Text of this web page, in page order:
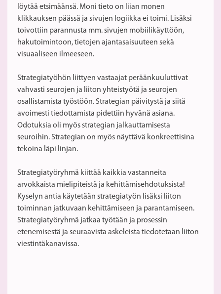
löytää etsimäänsä. Moni tieto on liian monen
klikkauksen päässä ja sivujen logiikka ei toimi. Lisäksi
toivottiin parannusta mm. sivujen mobiilikäyttöön,
hakutoimintoon, tietojen ajantasaisuuteen sekä
visuaaliseen ilmeeseen.
Strategiatyöhön liittyen vastaajat peräänkuuluttivat
vahvasti seurojen ja liiton yhteistyötä ja seurojen
osallistamista työstöön. Strategian päivitystä ja siitä
avoimesti tiedottamista pidettiin hyvänä asiana.
Odotuksia oli myös strategian jalkauttamisesta
seuroihin. Strategian on myös näyttävä konkreettisina
tekoina läpi linjan.
Strategiatyöryhmä kiittää kaikkia vastanneita
arvokkaista mielipiteistä ja kehittämisehdotuksista!
Kyselyn antia käytetään strategiatyön lisäksi liiton
toiminnan jatkuvaan kehittämiseen ja parantamiseen.
Strategiatyöryhmä jatkaa työtään ja prosessin
etenemisestä ja seuraavista askeleista tiedotetaan liiton
viestintäkanavissa.